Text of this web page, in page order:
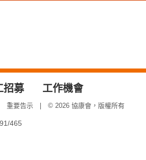
招募 工作機會
重要告示 © 2026 協康會，版權所有
465